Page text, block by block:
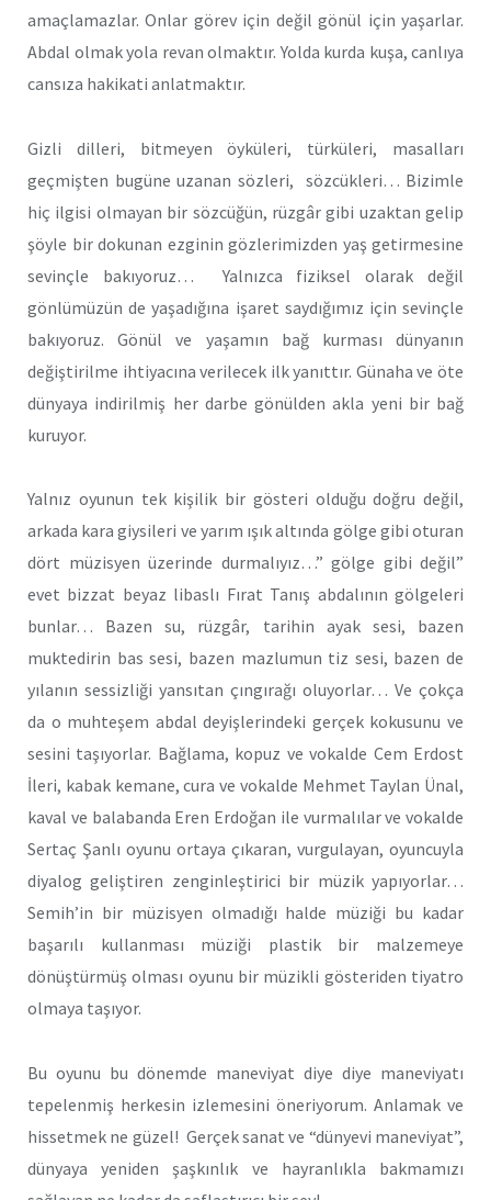
amaçlamazlar. Onlar görev için değil gönül için yaşarlar.
Abdal olmak yola revan olmaktır. Yolda kurda kuşa, canlıya
cansıza hakikati anlatmaktır.
Gizli dilleri, bitmeyen öyküleri, türküleri, masalları
geçmişten bugüne uzanan sözleri, sözcükleri… Bizimle
hiç ilgisi olmayan bir sözcüğün, rüzgâr gibi uzaktan gelip
şöyle bir dokunan ezginin gözlerimizden yaş getirmesine
sevinçle bakıyoruz… Yalnızca fiziksel olarak değil
gönlümüzün de yaşadığına işaret saydığımız için sevinçle
bakıyoruz. Gönül ve yaşamın bağ kurması dünyanın
değiştirilme ihtiyacına verilecek ilk yanıttır. Günaha ve öte
dünyaya indirilmiş her darbe gönülden akla yeni bir bağ
kuruyor.
Yalnız oyunun tek kişilik bir gösteri olduğu doğru değil,
arkada kara giysileri ve yarım ışık altında gölge gibi oturan
dört müzisyen üzerinde durmalıyız…” gölge gibi değil”
evet bizzat beyaz libaslı Fırat Tanış abdalının gölgeleri
bunlar… Bazen su, rüzgâr, tarihin ayak sesi, bazen
muktedirin bas sesi, bazen mazlumun tiz sesi, bazen de
yılanın sessizliği yansıtan çıngırağı oluyorlar… Ve çokça
da o muhteşem abdal deyişlerindeki gerçek kokusunu ve
sesini taşıyorlar. Bağlama, kopuz ve vokalde Cem Erdost
İleri, kabak kemane, cura ve vokalde Mehmet Taylan Ünal,
kaval ve balabanda Eren Erdoğan ile vurmalılar ve vokalde
Sertaç Şanlı oyunu ortaya çıkaran, vurgulayan, oyuncuyla
diyalog geliştiren zenginleştirici bir müzik yapıyorlar…
Semih’in bir müzisyen olmadığı halde müziği bu kadar
başarılı kullanması müziği plastik bir malzemeye
dönüştürmüş olması oyunu bir müzikli gösteriden tiyatro
olmaya taşıyor.
Bu oyunu bu dönemde maneviyat diye diye maneviyatı
tepelenmiş herkesin izlemesini öneriyorum. Anlamak ve
hissetmek ne güzel! Gerçek sanat ve “dünyevi maneviyat”,
dünyaya yeniden şaşkınlık ve hayranlıkla bakmamızı